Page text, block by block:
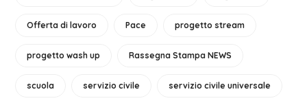
Offerta di lavoro Pace progetto stream
progetto wash up Rassegna Stampa NEWS
scuola servizio civile servizio civile universale